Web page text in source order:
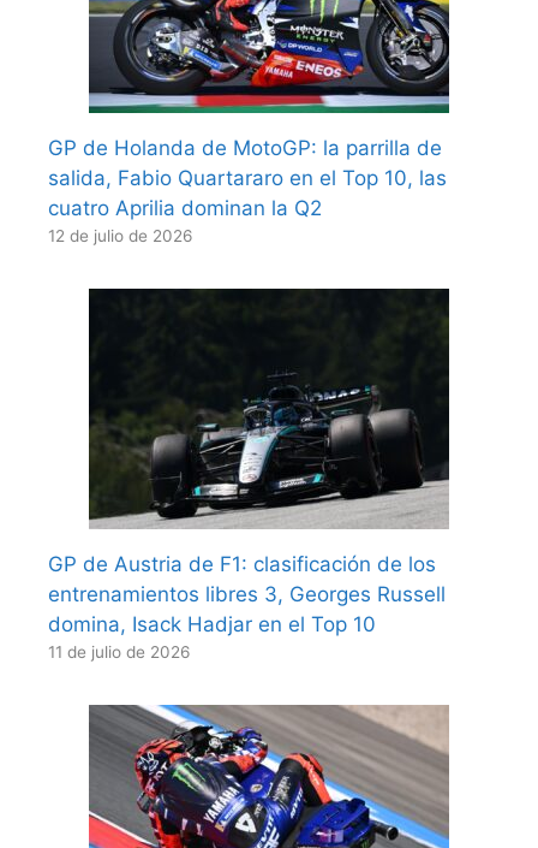
GP de Holanda de MotoGP: la parrilla de
salida, Fabio Quartararo en el Top 10, las
cuatro Aprilia dominan la Q2
12 de julio de 2026
GP de Austria de F1: clasificación de los
entrenamientos libres 3, Georges Russell
domina, Isack Hadjar en el Top 10
11 de julio de 2026